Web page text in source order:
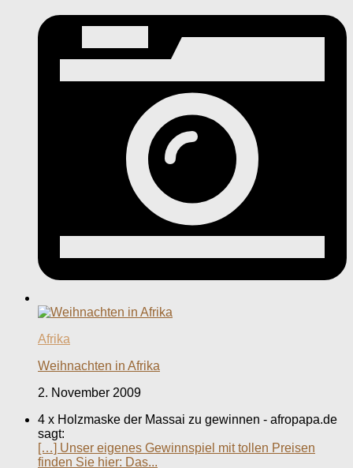
Afrika
Weihnachten in Afrika
2. November 2009
4 x Holzmaske der Massai zu gewinnen - afropapa.de
sagt:
[…] Unser eigenes Gewinnspiel mit tollen Preisen
finden Sie hier: Das...